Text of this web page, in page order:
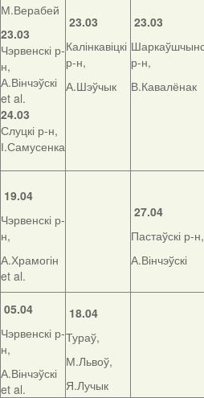
М.Верабей
23.03
Чэрвенскі р-
н,
А.Вінчэўскі
et al.
24.03
Слуцкі р-н,
І.Самусенка
23.03
Калінкавіцкі
р-н,
А.Шэўчык
23.03
р-н,
В.Кавалёнак
19.04
Чэрвенскі р-
н,
А.Храмогін
et al.
27.04
Пастаўскі р-н,
А.Вінчэўскі
05.04
Чэрвенскі р-
н,
А.Вінчэўскі
et al.
18.04
Тураў,
М.Львоў,
Я.Лучык